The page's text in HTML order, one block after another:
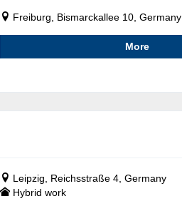
Freiburg, Bismarckallee 10, Germany
More
Leipzig, Reichsstraße 4, Germany
Hybrid work